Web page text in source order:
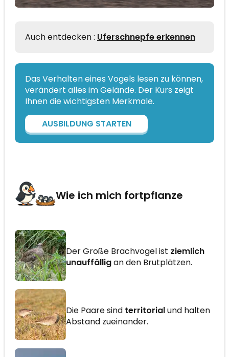
Auch entdecken : Uferschnepfe erkennen
Das Verhalten eines Vogels lesen zu können,
verändert alles im Gelände. Der Kurs zeigt
Ihnen die wichtigsten Merkmale.
AUSBILDUNG STARTEN
Wie ich mich fortpflanze
Der Große Brachvogel ist ziemlich
unauffälligan den Brutplätzen.
Die Paare sind territorialund halten
Abstand zueinander.